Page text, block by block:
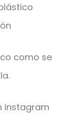
como se
instagram